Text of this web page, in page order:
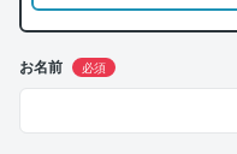
お名前 必須